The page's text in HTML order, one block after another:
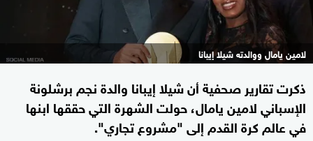
لامين يامال ووالدته شيلا إيبانا
ذكرت تقارير صحفية أن شيلا إيبانا والدة نجم برشلونة
الإسباني لامين يامال، حولت الشهرة التي حققها ابنها
في عالم كرة القدم إلى "مشروع تجاري".